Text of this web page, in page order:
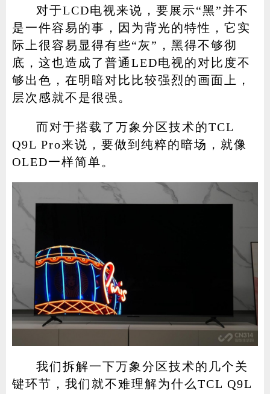
对于LCD电视来说，要展示“黑”并不
是一件容易的事，因为背光的特性，它实
际上很容易显得有些“灰”，黑得不够彻
底，这也造成了普通LED电视的对比度不
够出色，在明暗对比比较强烈的画面上，
层次感就不是很强。
而对于搭载了万象分区技术的TCL
Q9L Pro来说，要做到纯粹的暗场，就像
OLED一样简单。
我们拆解一下万象分区技术的几个关
键环节，我们就不难理解为什么TCL Q9L